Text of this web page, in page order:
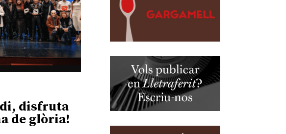
disfruta
de glòria!